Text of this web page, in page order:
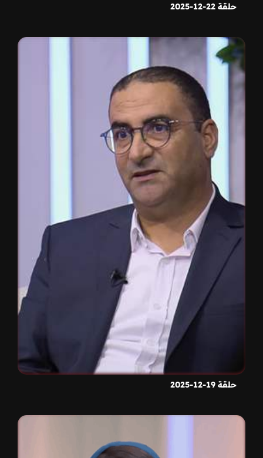
حلقة 22-12-2025
حلقة 19-12-2025